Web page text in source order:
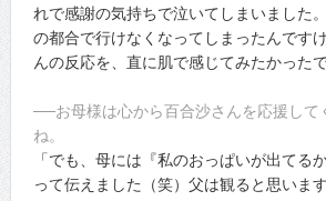
れで感謝の気持ちで泣いてしまいました
の都合で行けなくなってしまったんです
んの反応を、直に肌で感じてみたかったで
──お母様は心から百合沙さんを応援して
ね。
「でも、母には『私のおっぱいが出てる
って伝えました（笑）父は観ると思います